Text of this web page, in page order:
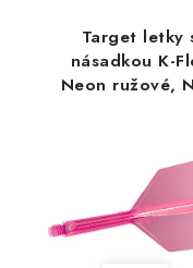
Target letky
násadkou K-
Neon ružové,